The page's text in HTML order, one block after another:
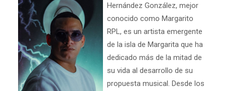
Hernández González, mejor
conocido como Margarito
RPL, es un artista emergente
de la isla de Margarita que ha
dedicado más de la mitad de
su vida al desarrollo de su
propuesta musical. Desde los